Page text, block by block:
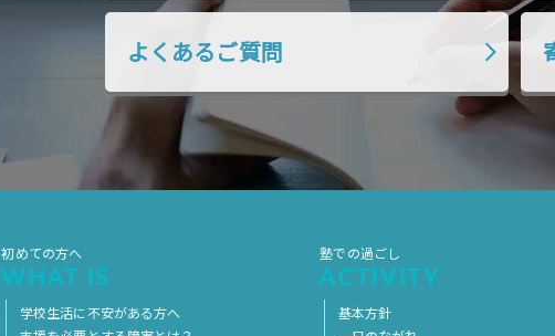
よくあるご質問
初めての方へ
WHAT IS
学校生活に不安がある方へ
塾での過ごし
ACTIVITY
基本方針